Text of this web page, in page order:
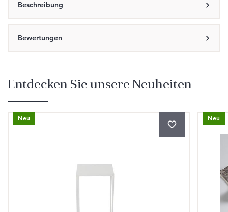
Beschreibung
Bewertungen
Produktgalerie überspringen
Entdecken Sie unsere Neuheiten
Neu Neu